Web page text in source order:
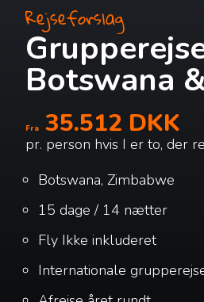
Rejseforslag
Botswana
Fra 35.512 DKK
pr. person hvis I er to, der
Botswana, Zimbabwe
15 dage / 14 nætter
Fly Ikke inkluderet
Internationale